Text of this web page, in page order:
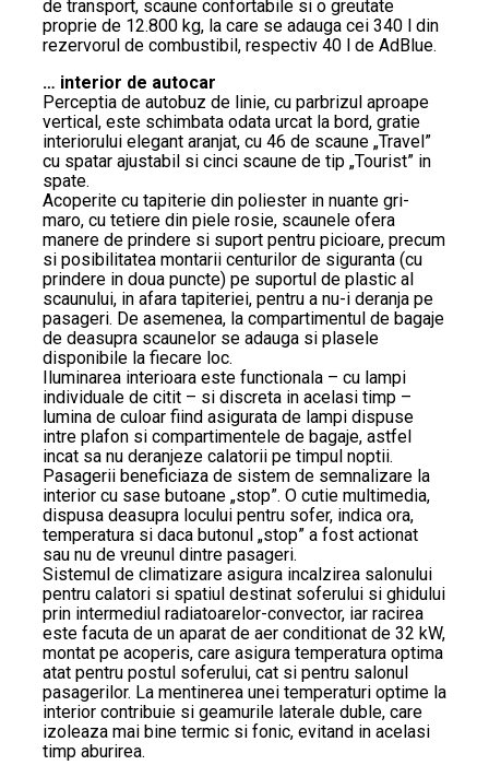
de transport, scaune confortabile si o greutate
proprie de 12.800 kg, la care se adauga cei 340 l din
rezervorul de combustibil, respectiv 40 l de AdBlue.
… interior de autocar
Perceptia de autobuz de linie, cu parbrizul aproape
vertical, este schimbata odata urcat la bord, gratie
interiorului elegant aranjat, cu 46 de scaune „Travel”
cu spatar ajustabil si cinci scaune de tip „Tourist” in
spate.
Acoperite cu tapiterie din poliester in nuante gri-
maro, cu tetiere din piele rosie, scaunele ofera
manere de prindere si suport pentru picioare, precum
si posibilitatea montarii centurilor de siguranta (cu
prindere in doua puncte) pe suportul de plastic al
scaunului, in afara tapiteriei, pentru a nu-i deranja pe
pasageri. De asemenea, la compartimentul de bagaje
de deasupra scaunelor se adauga si plasele
disponibile la fiecare loc.
Iluminarea interioara este functionala – cu lampi
individuale de citit – si discreta in acelasi timp –
lumina de culoar fiind asigurata de lampi dispuse
intre plafon si compartimentele de bagaje, astfel
incat sa nu deranjeze calatorii pe timpul noptii.
Pasagerii beneficiaza de sistem de semnalizare la
interior cu sase butoane „stop”. O cutie multimedia,
dispusa deasupra locului pentru sofer, indica ora,
temperatura si daca butonul „stop” a fost actionat
sau nu de vreunul dintre pasageri.
Sistemul de climatizare asigura incalzirea salonului
pentru calatori si spatiul destinat soferului si ghidului
prin intermediul radiatoarelor-convector, iar racirea
este facuta de un aparat de aer conditionat de 32 kW,
montat pe acoperis, care asigura temperatura optima
atat pentru postul soferului, cat si pentru salonul
pasagerilor. La mentinerea unei temperaturi optime la
interior contribuie si geamurile laterale duble, care
izoleaza mai bine termic si fonic, evitand in acelasi
timp aburirea.